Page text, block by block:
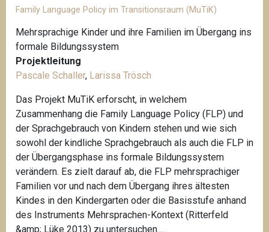
Family Language Policy im Transitionsraum (MuTiK)
Mehrsprachige Kinder und ihre Familien im Übergang ins
formale Bildungssystem
Projektleitung
Pascale Schaller, Larissa Trösch
Das Projekt MuTiK erforscht, in welchem
Zusammenhang die Family Language Policy (FLP) und
der Sprachgebrauch von Kindern stehen und wie sich
sowohl der kindliche Sprachgebrauch als auch die FLP in
der Übergangsphase ins formale Bildungssystem
verändern. Es zielt darauf ab, die FLP mehrsprachiger
Familien vor und nach dem Übergang ihres ältesten
Kindes in den Kindergarten oder die Basisstufe anhand
des Instruments Mehrsprachen-Kontext (Ritterfeld
&amp; Lüke 2013) zu untersuchen....